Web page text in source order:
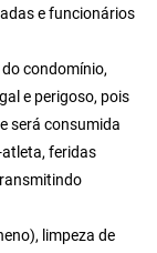
e funcionários
condomínio,
e perigoso, pois
será consumida
atleta, feridas
limpeza de